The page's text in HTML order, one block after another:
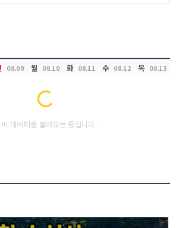
08.09 월 08.10 화 08.11 수 08.12 목 08.13
Loading...
씨 데이터를 불러오는 중입니다.